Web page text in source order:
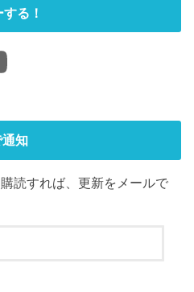
る！
知
読すれば、更新をメールで